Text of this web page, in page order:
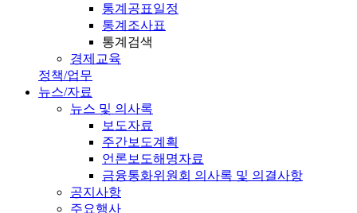
통계공표일정
통계조사표
통계검색
경제교육
정책/업무
뉴스/자료
뉴스 및 의사록
보도자료
주간보도계획
언론보도해명자료
금융통화위원회 의사록 및 의결사항
공지사항
주요행사